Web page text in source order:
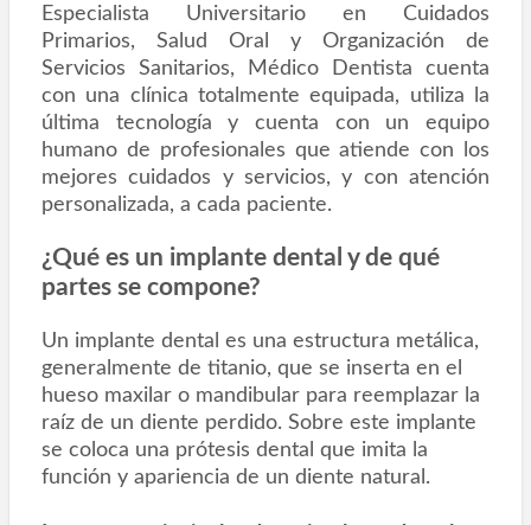
Especialista Universitario en Cuidados
Primarios, Salud Oral y Organización de
Servicios Sanitarios, Médico Dentista cuenta
con una clínica totalmente equipada, utiliza la
última tecnología y cuenta con un equipo
humano de profesionales que atiende con los
mejores cuidados y servicios, y con atención
personalizada, a cada paciente.
¿Qué es un implante dental y de qué
partes se compone?
Un implante dental es una estructura metálica,
generalmente de titanio, que se inserta en el
hueso maxilar o mandibular para reemplazar la
raíz de un diente perdido. Sobre este implante
se coloca una prótesis dental que imita la
función y apariencia de un diente natural.